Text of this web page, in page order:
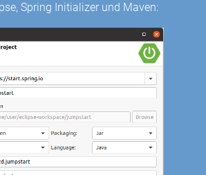
Spring Initializer und Maven: